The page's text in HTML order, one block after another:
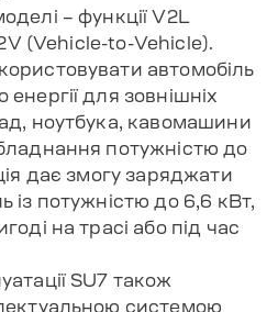
– функції V2L
(Vehicle-to-Vehicle).
автомобіль
для зовнішніх
ноутбука, кавомашини
потужністю до
дає змогу заряджати
із потужністю до 6,6 кВт,
на трасі або під час
SU7 також
системою